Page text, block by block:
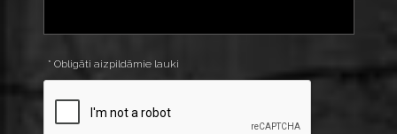
* Obligāti aizpildāmie lauki